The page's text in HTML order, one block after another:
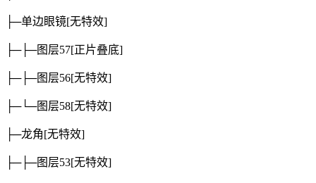
├─单边眼镜[无特效]
├─├─图层57[正片叠底]
├─├─图层56[无特效]
├─└─图层58[无特效]
├─龙角[无特效]
├─├─图层53[无特效]